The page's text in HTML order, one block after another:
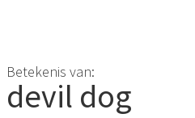
Betekenis van:
devil dog